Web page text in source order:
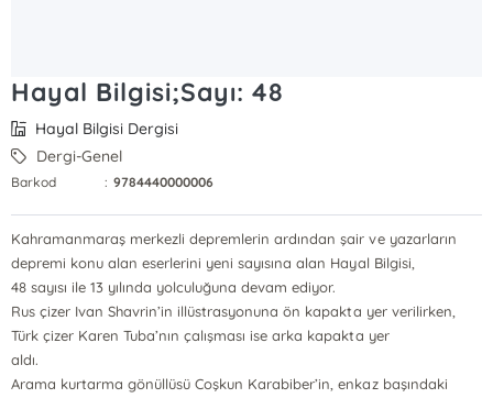
Hayal Bilgisi;Sayı: 48
Hayal Bilgisi Dergisi
Dergi-Genel
Barkod : 9784440000006
Kahramanmaraş merkezli depremlerin ardından şair ve yazarların
depremi konu alan eserlerini yeni sayısına alan Hayal Bilgisi,
48 sayısı ile 13 yılında yolculuğuna devam ediyor.
Rus çizer Ivan Shavrin’in illüstrasyonuna ön kapakta yer verilirken,
Türk çizer Karen Tuba’nın çalışması ise arka kapakta yer
aldı.
Arama kurtarma gönüllüsü Coşkun Karabiber’in, enkaz başındaki